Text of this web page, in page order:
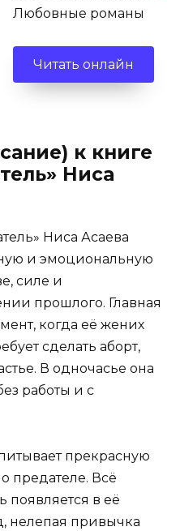
Любовные романы
Читать онлайн
к книге
Ниса
Ниса Асаева
и эмоциональную
силе и
прошлого. Главная
когда её жених
сделать аборт,
В одночасье она
работы и с
прекрасную
предателе. Всё
появляется в её
нелепая привычка